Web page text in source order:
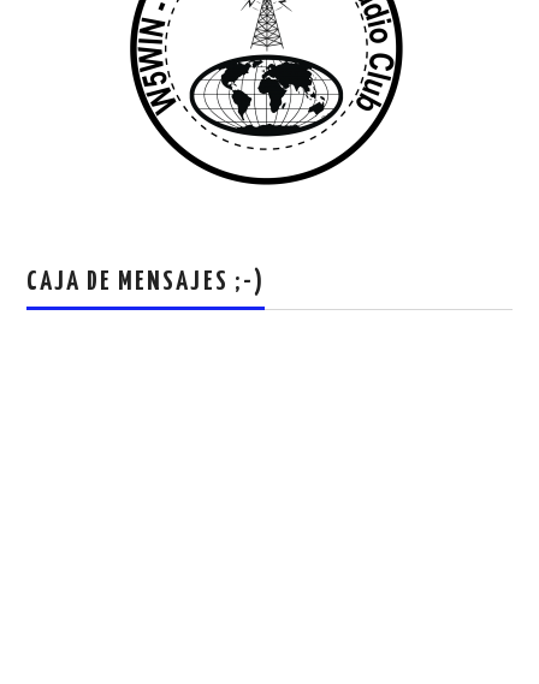
CAJA DE MENSAJES ;-)